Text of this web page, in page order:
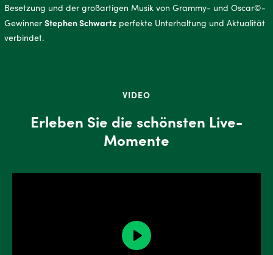
Besetzung und der großartigen Musik von Grammy- und Oscar©-
GewinnerStephen Schwartz perfekte Unterhaltung und Aktualität
verbindet.
VIDEO
Erleben Sie die schönsten Live-
Momente
Play